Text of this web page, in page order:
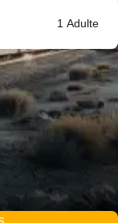
1 Adulte